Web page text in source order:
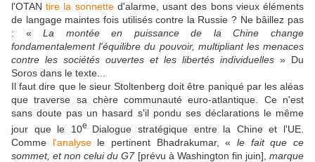
l'OTANtire la sonnetted'alarme, usant des bons vieux éléments
de langage maintes fois utilisés contre la Russie ? Ne bâillez pas
: «La montée en puissance de la Chine change
fondamentalement l'équilibre du pouvoir, multipliant les menaces
contre les sociétés ouvertes et les libertés individuelles » Du
Soros dans le texte...
Il faut dire que le sieur Stoltenberg doit être paniqué par les aléas
que traverse sa chère communauté euro-atlantique. Ce n'est
sans doute pas un hasard s'il pondu ses déclarations le même
jour que le 10e Dialogue stratégique entre la Chine et l'UE.
Comme l'analysele pertinent Bhadrakumar, «le fait que ce
sommet, et non celui du G7[prévu à Washington fin juin],marque